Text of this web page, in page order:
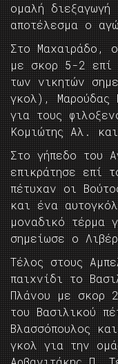
ομαλή διεξαγωγή
αποτέλεσμα ο
Στο Μαχαιράδο, ο
με σκορ 5-2
των νικητών
γκολ), Μαρούδας
για τους
Κομιώτης Αλ.
Στο γήπεδο του
επικράτησε επί
πέτυχαν οι
και ένα
μοναδικό τέρμα
σημείωσε ο
Τέλος στους
παιχνίδι το
Πλάνου με σκορ
του Βασιλικού
Βλασσόπουλος
γκολ για την